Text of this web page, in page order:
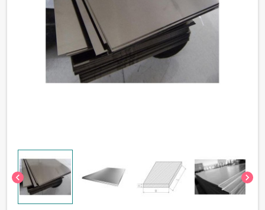
chevron_left chevron_right